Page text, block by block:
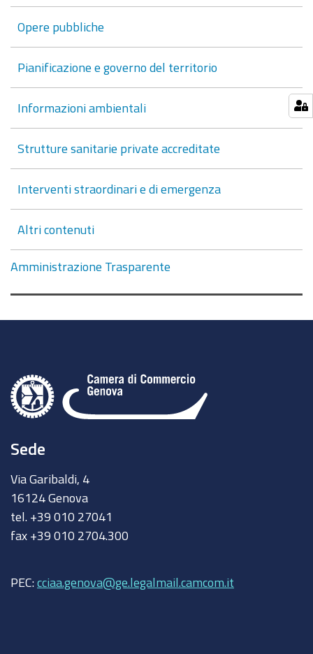
Opere pubbliche
Pianificazione e governo del territorio
Informazioni ambientali
Strutture sanitarie private accreditate
Interventi straordinari e di emergenza
Altri contenuti
Amministrazione Trasparente
Sede
Via Garibaldi, 4
16124 Genova
tel. +39 010 27041
fax +39 010 2704.300
PEC: cciaa.genova@ge.legalmail.camcom.it